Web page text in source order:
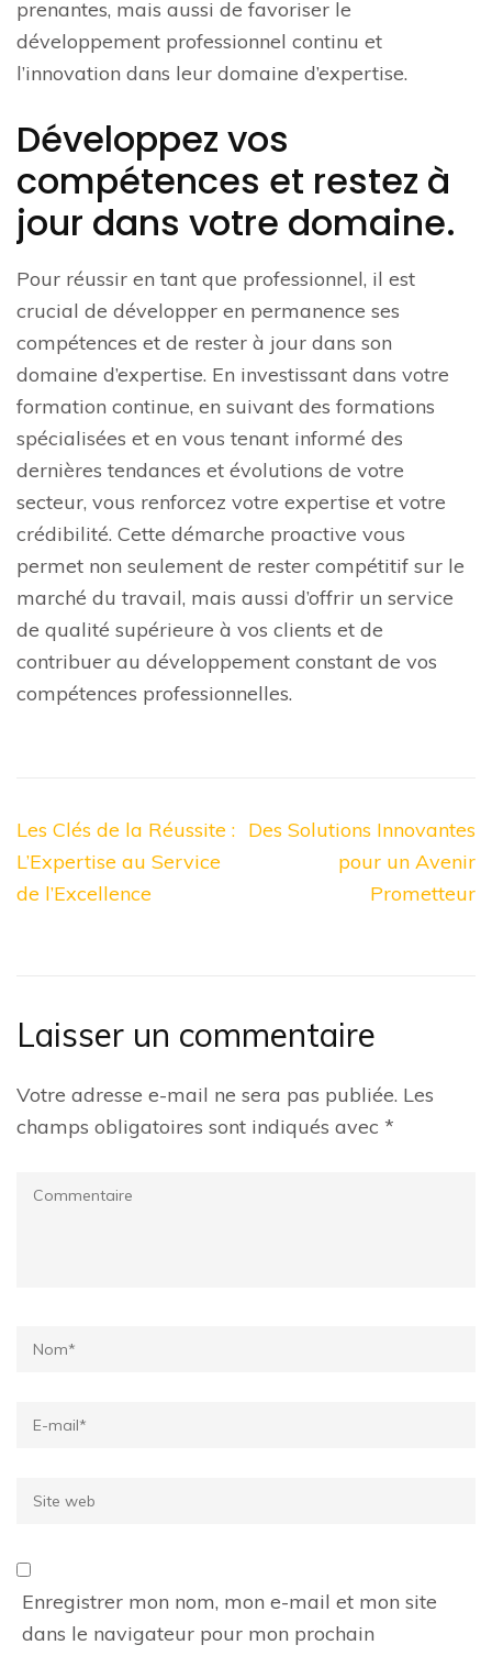
prenantes, mais aussi de favoriser le
développement professionnel continu et
l’innovation dans leur domaine d’expertise.
Développez vos
compétences et restez à
jour dans votre domaine.
Pour réussir en tant que professionnel, il est
crucial de développer en permanence ses
compétences et de rester à jour dans son
domaine d’expertise. En investissant dans votre
formation continue, en suivant des formations
spécialisées et en vous tenant informé des
dernières tendances et évolutions de votre
secteur, vous renforcez votre expertise et votre
crédibilité. Cette démarche proactive vous
permet non seulement de rester compétitif sur le
marché du travail, mais aussi d’offrir un service
de qualité supérieure à vos clients et de
contribuer au développement constant de vos
compétences professionnelles.
Navigation
de
l’article
Les Clés de la Réussite :
L’Expertise au Service
de l’Excellence
Des Solutions Innovantes
pour un Avenir
Prometteur
Laisser un commentaire
Votre adresse e-mail ne sera pas publiée. Les
champs obligatoires sont indiqués avec *
Commentaire
Name*
Email*
Site
Enregistrer mon nom, mon e-mail et mon site
dans le navigateur pour mon prochain